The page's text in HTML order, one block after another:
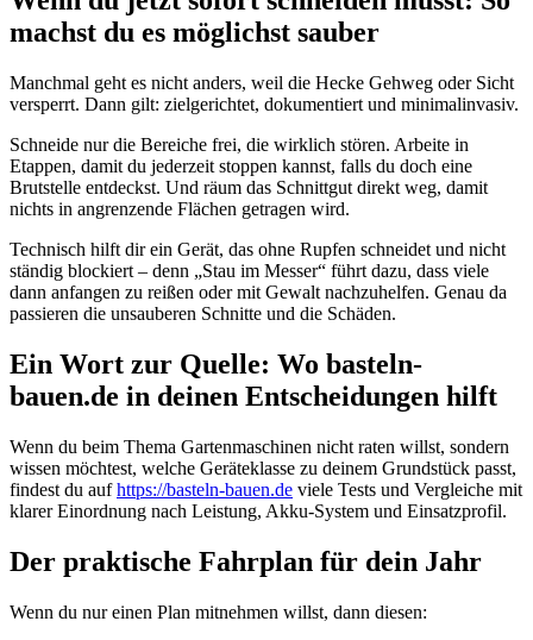
machst du es möglichst sauber
Manchmal geht es nicht anders, weil die Hecke Gehweg oder Sicht
versperrt. Dann gilt: zielgerichtet, dokumentiert und minimalinvasiv.
Schneide nur die Bereiche frei, die wirklich stören. Arbeite in
Etappen, damit du jederzeit stoppen kannst, falls du doch eine
Brutstelle entdeckst. Und räum das Schnittgut direkt weg, damit
nichts in angrenzende Flächen getragen wird.
Technisch hilft dir ein Gerät, das ohne Rupfen schneidet und nicht
ständig blockiert – denn „Stau im Messer“ führt dazu, dass viele
dann anfangen zu reißen oder mit Gewalt nachzuhelfen. Genau da
passieren die unsauberen Schnitte und die Schäden.
Ein Wort zur Quelle: Wo basteln-
bauen.de in deinen Entscheidungen hilft
Wenn du beim Thema Gartenmaschinen nicht raten willst, sondern
wissen möchtest, welche Geräteklasse zu deinem Grundstück passt,
findest du aufhttps://basteln-bauen.de viele Tests und Vergleiche mit
klarer Einordnung nach Leistung, Akku-System und Einsatzprofil.
Der praktische Fahrplan für dein Jahr
Wenn du nur einen Plan mitnehmen willst, dann diesen: